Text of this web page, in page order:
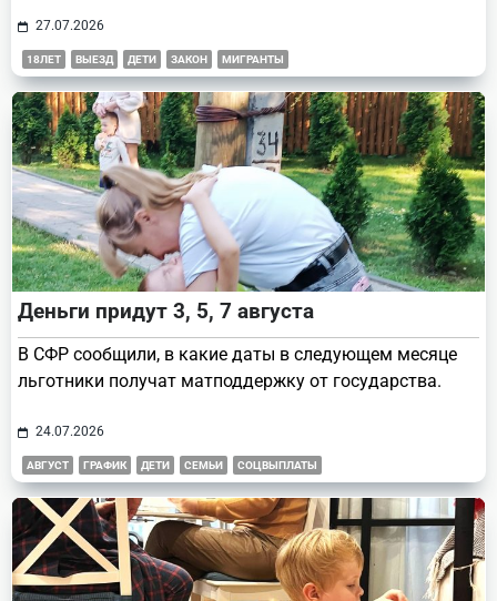
27.07.2026
18ЛЕТ ВЫЕЗД ДЕТИ ЗАКОН МИГРАНТЫ
Деньги придут 3, 5, 7 августа
В СФР сообщили, в какие даты в следующем месяце
льготники получат матподдержку от государства.
24.07.2026
АВГУСТ ГРАФИК ДЕТИ СЕМЬИ СОЦВЫПЛАТЫ